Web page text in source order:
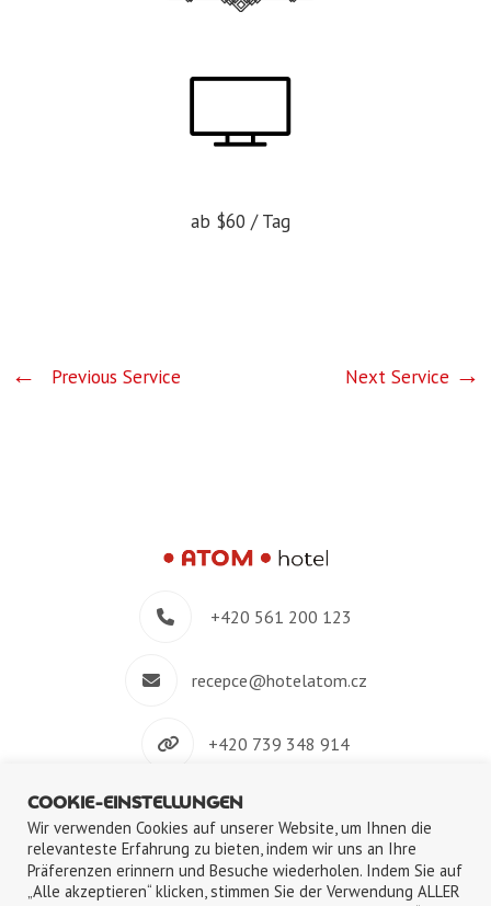
ab $60 / Tag
Previous Service Next Service
+420 561 200 123
recepce@hotelatom.cz
+420 739 348 914
Velkomeziříčská 640/45, 674 01 Třebíč
COOKIE-EINSTELLUNGEN
Wir verwenden Cookies auf unserer Website, um Ihnen die
relevanteste Erfahrung zu bieten, indem wir uns an Ihre
Präferenzen erinnern und Besuche wiederholen. Indem Sie auf
„Alle akzeptieren“ klicken, stimmen Sie der Verwendung ALLER